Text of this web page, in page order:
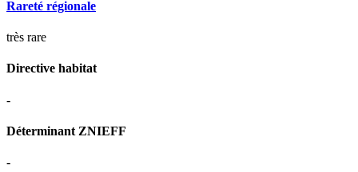
Rareté régionale
très rare
Directive habitat
-
Déterminant ZNIEFF
-